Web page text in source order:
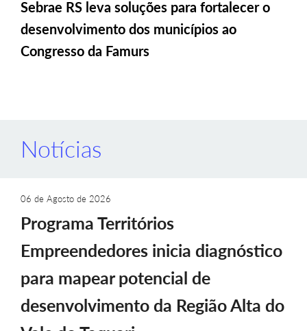
Sebrae RS leva soluções para fortalecer o
desenvolvimento dos municípios ao
Congresso da Famurs
Notícias
06 de Agosto de 2026
Programa Territórios
Empreendedores inicia diagnóstico
para mapear potencial de
desenvolvimento da Região Alta do